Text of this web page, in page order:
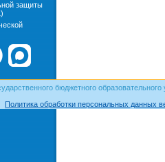
защиты
бюджетного
Политика обработки персональных данных